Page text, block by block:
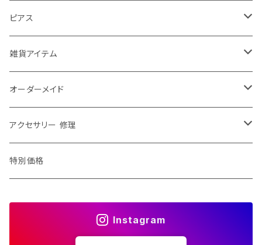
お花
チョーカー
ショルダーネックレス
ゆれる
ゆれない
お花
2way
大きめ
ふつう
ウェディング リボンカチューシャ
ウェディング ヘッドドレス
ヘアアクセその他
40センチ
50センチ
60センチ
70センチ
80センチ
ピアス
チャーム ピアス
ピアス チャーム パーツ
雑貨アイテム
ブローチ
エリトメール
アニマルブローチ
ピンブローチ
ストールピン
オーダーメイド
修理・加工
アクセサリー 修理
ネックレス チェーン 修理
特別価格
Instagram